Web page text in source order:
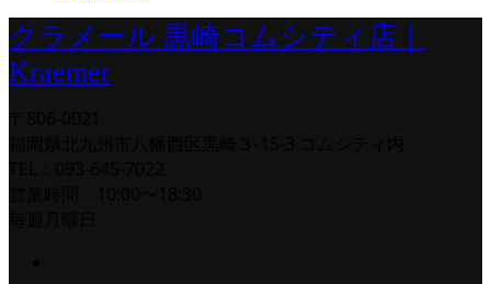
クラメール 黒崎コムシティ店｜
Kraemer